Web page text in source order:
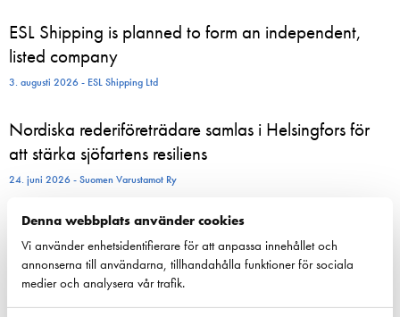
Denna webbplats använder cookies
Vi använder enhetsidentifierare för att anpassa innehållet och
annonserna till användarna, tillhandahålla funktioner för sociala
medier och analysera vår trafik.
ESL Shipping is planned to form an independent,
listed company
3. augusti 2026 - ESL Shipping Ltd
Nordiska rederiföreträdare samlas i Helsingfors för
att stärka sjöfartens resiliens
24. juni 2026 - Suomen Varustamot Ry
800 sommaranställda börjar nu arbeta ombord på
Viking Lines fartyg – för många blir sommarjobbet
starten på en karriär till sjöss